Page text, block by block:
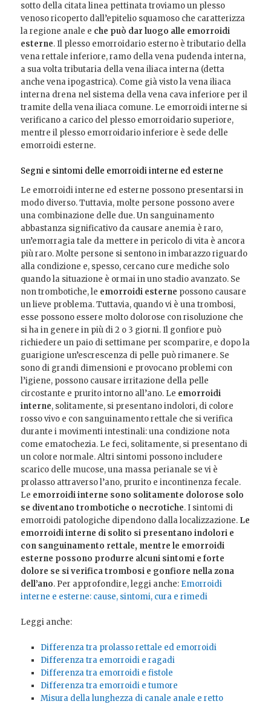
sotto della citata linea pettinata troviamo un plesso
venoso ricoperto dall’epitelio squamoso che caratterizza
la regione anale e che può dar luogo alle emorroidi
esterne. Il plesso emorroidario esterno è tributario della
vena rettale inferiore, ramo della vena pudenda interna,
a sua volta tributaria della vena iliaca interna (detta
anche vena ipogastrica). Come già visto la vena iliaca
interna drena nel sistema della vena cava inferiore per il
tramite della vena iliaca comune. Le emorroidi interne si
verificano a carico del plesso emorroidario superiore,
mentre il plesso emorroidario inferiore è sede delle
emorroidi esterne.
Segni e sintomi delle emorroidi interne ed esterne
Le emorroidi interne ed esterne possono presentarsi in
modo diverso. Tuttavia, molte persone possono avere
una combinazione delle due. Un sanguinamento
abbastanza significativo da causare anemia è raro,
un’emorragia tale da mettere in pericolo di vita è ancora
più raro. Molte persone si sentono in imbarazzo riguardo
alla condizione e, spesso, cercano cure mediche solo
quando la situazione è ormai in uno stadio avanzato. Se
non trombotiche, le emorroidi esterne possono causare
un lieve problema. Tuttavia, quando vi è una trombosi,
esse possono essere molto dolorose con risoluzione che
si ha in genere in più di 2 o 3 giorni. Il gonfiore può
richiedere un paio di settimane per scomparire, e dopo la
guarigione un’escrescenza di pelle può rimanere. Se
sono di grandi dimensioni e provocano problemi con
l’igiene, possono causare irritazione della pelle
circostante e prurito intorno all’ano. Le emorroidi
interne, solitamente, si presentano indolori, di colore
rosso vivo e con sanguinamento rettale che si verifica
durante i movimenti intestinali: una condizione nota
come ematochezia. Le feci, solitamente, si presentano di
un colore normale. Altri sintomi possono includere
scarico delle mucose, una massa perianale se vi è
prolasso attraverso l’ano, prurito e incontinenza fecale.
Le emorroidi interne sono solitamente dolorose solo
se diventano trombotiche o necrotiche. I sintomi di
emorroidi patologiche dipendono dalla localizzazione. Le
emorroidi interne di solito si presentano indolori e
con sanguinamento rettale, mentre le emorroidi
esterne possono produrre alcuni sintomi e forte
dolore se si verifica trombosi e gonfiore nella zona
dell’ano. Per approfondire, leggi anche: Emorroidi
interne e esterne: cause, sintomi, cura e rimedi
Leggi anche:
Differenza tra prolasso rettale ed emorroidi
Differenza tra emorroidi e ragadi
Differenza tra emorroidi e fistole
Differenza tra emorroidi e tumore
Misura della lunghezza di canale anale e retto